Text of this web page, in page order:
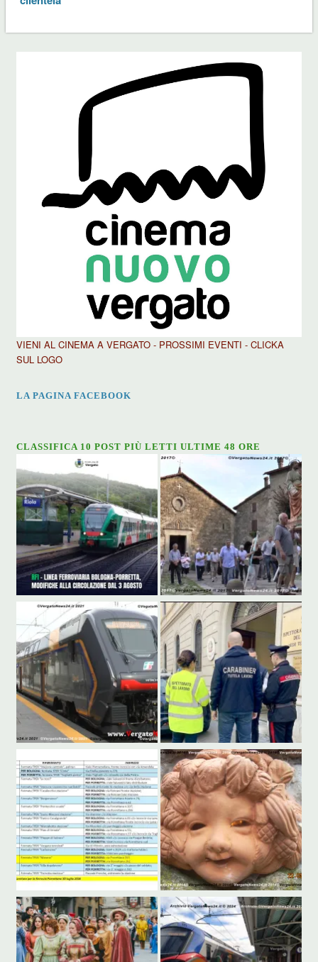
VIENI AL CINEMA A VERGATO - PROSSIMI EVENTI - CLICKA
SUL LOGO
LA PAGINA FACEBOOK
CLASSIFICA 10 POST PIÙ LETTI ULTIME 48 ORE